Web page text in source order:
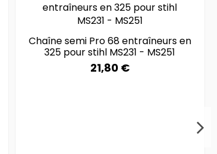
Chaîne semi Pro 68 entraîneurs en
325 pour stihl MS231 - MS251
21,80 €